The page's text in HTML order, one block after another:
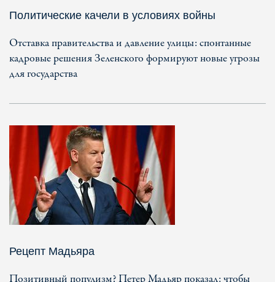
Политические качели в условиях войны
Отставка правительства и давление улицы: спонтанные
кадровые решения Зеленского формируют новые угрозы
для государства
Рецепт Мадьяра